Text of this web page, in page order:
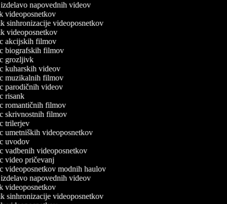
izdelavo napovednih videov
videoposnetkov
sinhronizacije videoposnetkov
videoposnetkov
akcijskih filmov
biografskih filmov
grozljivk
kuharskih videov
muzikalnih filmov
parodičnih videov
risank
romantičnih filmov
skrivnostnih filmov
trilerjev
umetniških videoposnetkov
uvodov
vadbenih videoposnetkov
video pričevanj
videoposnetkov modnih haulov
izdelavo napovednih videov
videoposnetkov
sinhronizacije videoposnetkov